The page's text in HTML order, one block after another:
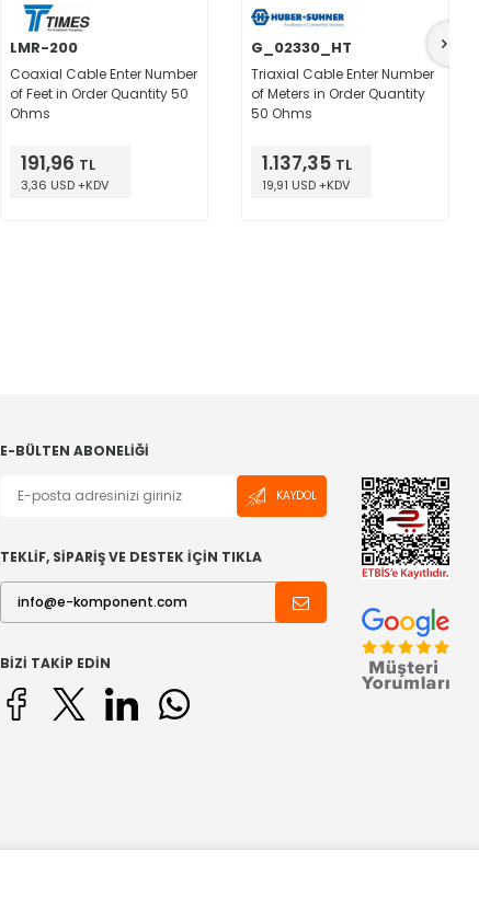
LMR-200
Coaxial Cable Enter Number
of Feet in Order Quantity 50
Ohms
191,96 TL
3,36 USD +KDV
G_02330_HT
Triaxial Cable Enter Number
of Meters in Order Quantity
50 Ohms
1.137,35 TL
19,91 USD +KDV
E-BÜLTEN ABONELIĞI
KAYDOL
TEKLİF, SİPARİŞ VE DESTEK İÇİN TIKLA
BIZI TAKIP EDIN